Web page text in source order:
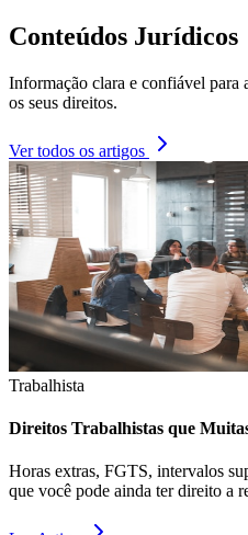
Conteúdos Jurídicos
Informação clara e confiável para
os seus direitos.
Ver todos os artigos
Trabalhista
Direitos Trabalhistas que
Horas extras, FGTS, intervalos
que você pode ainda ter direito a